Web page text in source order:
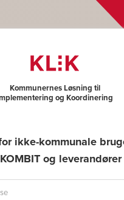
Kommunernes Løsning til
og Koordinering
ikke-kommunale
og leverandører